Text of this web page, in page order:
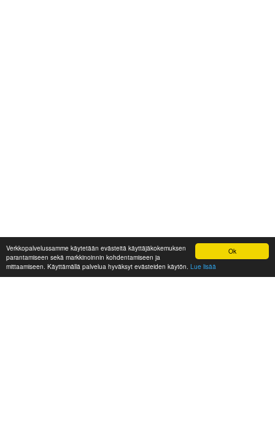
Ok
Verkkopalvelussamme käytetään evästeitä käyttäjäkokemuksen
parantamiseen sekä markkinoinnin kohdentamiseen ja
mittaamiseen. Käyttämällä palvelua hyväksyt evästeiden käytön. Lue lisää